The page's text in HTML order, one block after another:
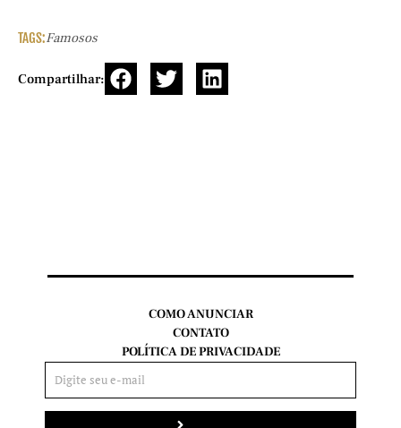
TAGS:Famosos
Compartilhar:
COMO ANUNCIAR
CONTATO
POLÍTICA DE PRIVACIDADE